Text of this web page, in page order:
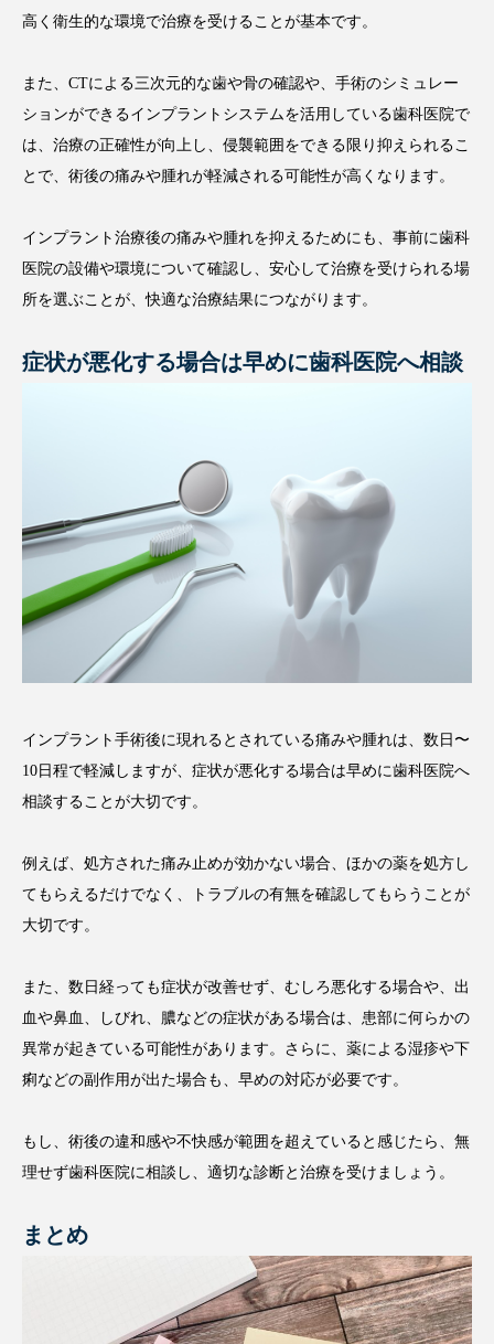
高く衛生的な環境で治療を受けることが基本です。
また、CTによる三次元的な歯や骨の確認や、手術のシミュレー
ションができるインプラントシステムを活用している歯科医院で
は、治療の正確性が向上し、侵襲範囲をできる限り抑えられるこ
とで、術後の痛みや腫れが軽減される可能性が高くなります。
インプラント治療後の痛みや腫れを抑えるためにも、事前に歯科
医院の設備や環境について確認し、安心して治療を受けられる場
所を選ぶことが、快適な治療結果につながります。
症状が悪化する場合は早めに歯科医院へ相談
インプラント手術後に現れるとされている痛みや腫れは、数日〜
10日程で軽減しますが、症状が悪化する場合は早めに歯科医院へ
相談することが大切です。
例えば、処方された痛み止めが効かない場合、ほかの薬を処方し
てもらえるだけでなく、トラブルの有無を確認してもらうことが
大切です。
また、数日経っても症状が改善せず、むしろ悪化する場合や、出
血や鼻血、しびれ、膿などの症状がある場合は、患部に何らかの
異常が起きている可能性があります。さらに、薬による湿疹や下
痢などの副作用が出た場合も、早めの対応が必要です。
もし、術後の違和感や不快感が範囲を超えていると感じたら、無
理せず歯科医院に相談し、適切な診断と治療を受けましょう。
まとめ